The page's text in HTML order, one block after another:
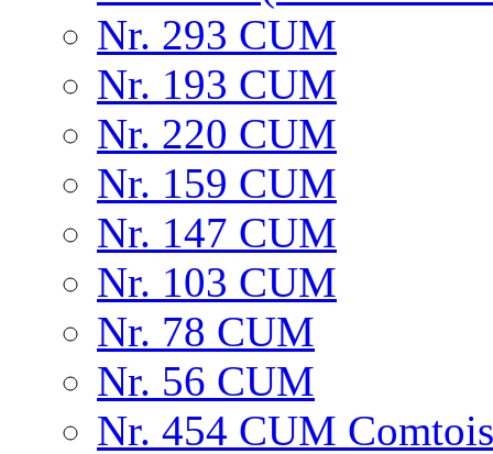
Nr. 293 CUM
Nr. 193 CUM
Nr. 220 CUM
Nr. 159 CUM
Nr. 147 CUM
Nr. 103 CUM
Nr. 78 CUM
Nr. 56 CUM
Nr. 454 CUM